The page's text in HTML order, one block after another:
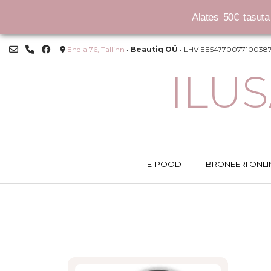
Skip
Endla 76, Tallinn • Beautiq OÜ • LHV
E-POOD BRONEERI
Alates 50€